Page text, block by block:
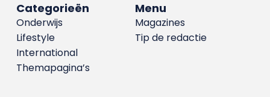
Menu
Magazines
Tip de redactie
Categorieën
Onderwijs
Lifestyle
International
Themapagina’s